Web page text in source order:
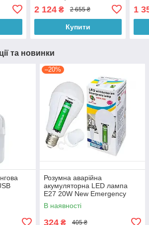
2 124₴ 2 655 ₴
Купити
1
та новинки
–20%
Розумна аварійна
акумуляторна LED лампа
E27 20W New Emergency
lamp LMR 0018 із захистом
від перезаряду
В наявності
324 ₴ 405 ₴